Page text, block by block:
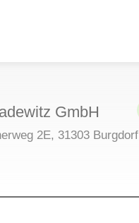
GmbH
2E, 31303 Burgdorf